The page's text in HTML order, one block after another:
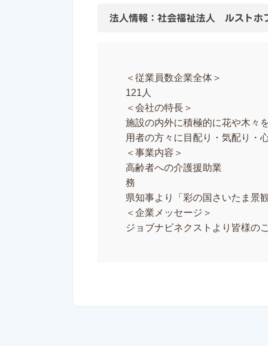
法人情報：社会福祉法人 ルストホ
＜従業員数企業全体＞
121人
＜会社の特長＞
施設の内外に積極的に花や木々
用者の方々に目配り・気配り・
＜事業内容＞
高齢者への介護援助業
務
県知事より「彩の国さいたま景
＜企業メッセージ＞
ジョブナビネクストより皆様の